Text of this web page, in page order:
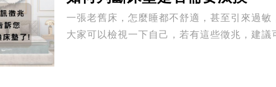
一張老舊床，怎麼睡都不舒適，甚至引來過敏，都會造成
大家可以檢視一下自己，若有這些徵兆，建議可能就要果斷捨離